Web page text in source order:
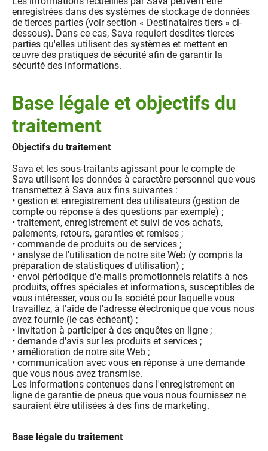
enregistrées dans des systèmes de stockage de données
de tierces parties (voir section « Destinataires tiers » ci-
dessous). Dans ce cas, Sava requiert desdites tierces
parties qu'elles utilisent des systèmes et mettent en
œuvre des pratiques de sécurité afin de garantir la
sécurité des informations.
Base légale et objectifs du
traitement
Objectifs du traitement
Sava et les sous-traitants agissant pour le compte de
Sava utilisent les données à caractère personnel que vous
transmettez à Sava aux fins suivantes :
• gestion et enregistrement des utilisateurs (gestion de
compte ou réponse à des questions par exemple) ;
• traitement, enregistrement et suivi de vos achats,
paiements, retours, garanties et remises ;
• commande de produits ou de services ;
• analyse de l'utilisation de notre site Web (y compris la
préparation de statistiques d'utilisation) ;
• envoi périodique d'e-mails promotionnels relatifs à nos
produits, offres spéciales et informations, susceptibles de
vous intéresser, vous ou la société pour laquelle vous
travaillez, à l'aide de l'adresse électronique que vous nous
avez fournie (le cas échéant) ;
• invitation à participer à des enquêtes en ligne ;
• demande d'avis sur les produits et services ;
• amélioration de notre site Web ;
• communication avec vous en réponse à une demande
que vous nous avez transmise.
Les informations contenues dans l'enregistrement en
ligne de garantie de pneus que vous nous fournissez ne
sauraient être utilisées à des fins de marketing.
Base légale du traitement